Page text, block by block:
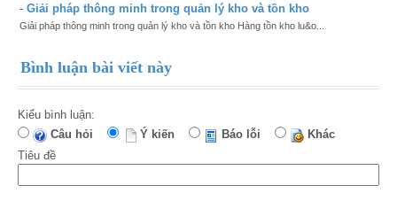
- Giải pháp thông minh trong quản lý kho và tồn kho
Giải pháp thông minh trong quản lý kho và tồn kho Hàng tồn kho lu&o...
Bình luận bài viết này
Kiểu bình luận:
Câu hỏi
Ý kiến Báo lỗi
Khác
Tiêu đề